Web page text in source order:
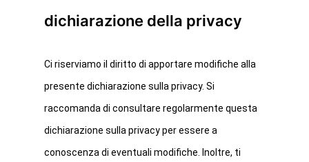
dichiarazione della privacy
Ci riserviamo il diritto di apportare modifiche alla
presente dichiarazione sulla privacy. Si
raccomanda di consultare regolarmente questa
dichiarazione sulla privacy per essere a
conoscenza di eventuali modifiche. Inoltre, ti
Privacy Policy